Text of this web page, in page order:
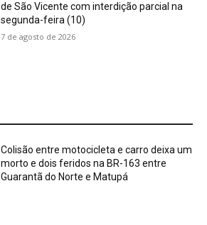
de São Vicente com interdição parcial na
segunda-feira (10)
7 de agosto de 2026
Colisão entre motocicleta e carro deixa um
morto e dois feridos na BR-163 entre
Guarantã do Norte e Matupá